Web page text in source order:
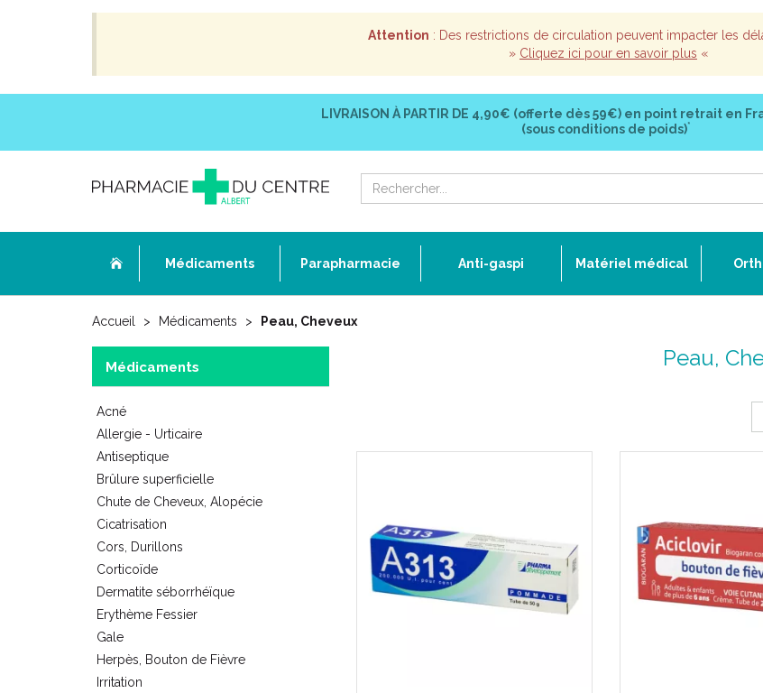
Attention : Des restrictions de circulation peuvent impacter les
» Cliquez ici pour en savoir plus «
LIVRAISON À PARTIR DE 4,90€ (offerte dès 59€) en point retrait en
(sous conditions de poids)*
Médicaments Parapharmacie Anti-gaspi Matériel médical
Accueil Médicaments Peau, Cheveux
Médicaments
Acné
Allergie - Urticaire
Antiseptique
Brûlure superficielle
Chute de Cheveux, Alopécie
Cicatrisation
Cors, Durillons
Corticoïde
Dermatite séborrhéïque
Erythème Fessier
Gale
Herpès, Bouton de Fièvre
Irritation
Peau,